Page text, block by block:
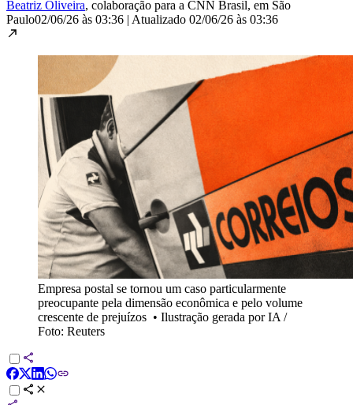
Beatriz Oliveira, colaboração para a CNN Brasil, em São
Paulo02/06/26 às 03:36 | Atualizado 02/06/26 às 03:36
Empresa postal se tornou um caso particularmente
preocupante pela dimensão econômica e pelo volume
crescente de prejuízos • Ilustração gerada por IA /
Foto: Reuters